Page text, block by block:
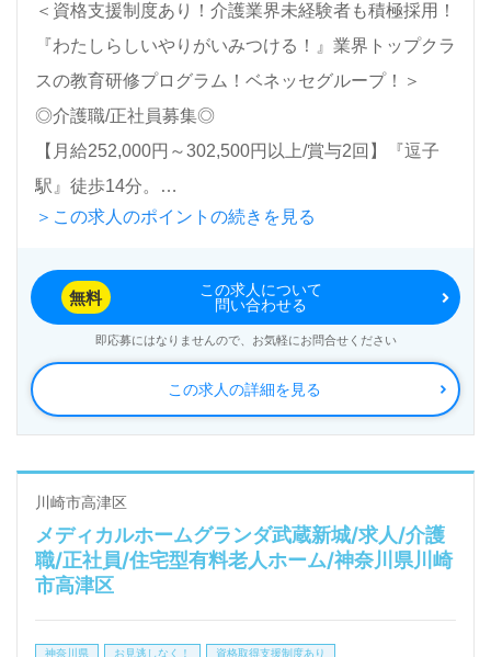
く＊
LINE、メール、お電話などご希望に応じてお問い合
わせ/ご相談可能です。転職相談、求人紹介、年収交
渉など完全無料サービスをご利用いただけます。＜非
公開求人も取扱いあり！＞"転職支援"のプロと一緒に
転職活動！お問い合わせお待ちしております。
＜資格支援制度あり！介護業界未経験者も積極採用！
『わたしらしいやりがいみつける！』業界トップクラ
スの教育研修プログラム！ベネッセグループ！＞
◎介護職/正社員募集◎
【月給252,000円～302,500円以上/賞与2回】『逗子
駅』徒歩14分。
グランダ逗子』株式会社会社ベネッセスタイルケア
Benesse Style Care Co.,Ltd. （本社：東京都西新宿）
様の運営です。従業員18,200人以上、26年の実績、
全国に350拠点以上の有料老人ホーム、教育/学童領域
で事業展開されています。業界トップクラスの施設数
を誇り、ワンランク上の介護サービスをご提供。資格
支援制度や教育研修プログラムも充実。『入社してよ
かった！』のお声も届く企業様です。
『これからのキャリアが楽しみになる』輝く未来を描
＞この求人のポイントの続きを見る
この求人の詳細を見る
無料
この求人について
問い合わせる
即応募にはなりませんので、お気軽にお問合せください
川崎市高津区
メディカルホームグランダ武蔵新城/求人/介護
職/正社員/住宅型有料老人ホーム/神奈川県川崎
市高津区
神奈川県 お見逃しなく！ 資格取得支援制度あり